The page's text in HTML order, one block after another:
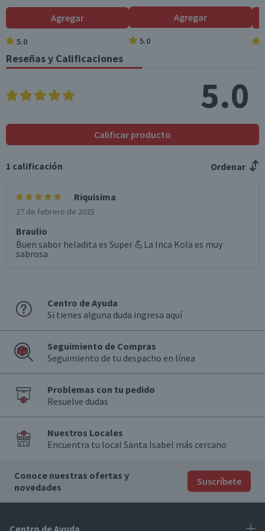
Agregar
5.0
Agregar
5.0
Reseñas y Calificaciones
5.0
Calificar producto
1 calificación Ordenar
Riquisima
27 de febrero de 2025
Braulio
Buen sabor heladita es Super 💪La Inca Kola es muy
sabrosa
Centro de Ayuda
Si tienes alguna duda ingresa aquí
Seguimiento de Compras
Seguimiento de tu despacho en línea
Problemas con tu pedido
Resuelve dudas
Nuestros Locales
Encuentra tu local Santa Isabel más cercano
Conoce nuestras ofertas y
novedades
Suscríbete
Centro de Ayuda